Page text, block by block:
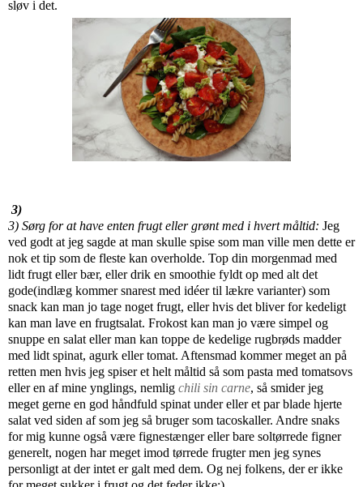
sløv i det.
3)
3) Sørg for at have enten frugt eller grønt med i hvert måltid: Jeg
ved godt at jeg sagde at man skulle spise som man ville men dette er
nok et tip som de fleste kan overholde. Top din morgenmad med
lidt frugt eller bær, eller drik en smoothie fyldt op med alt det
gode(indlæg kommer snarest med idéer til lækre varianter) som
snack kan man jo tage noget frugt, eller hvis det bliver for kedeligt
kan man lave en frugtsalat. Frokost kan man jo være simpel og
snuppe en salat eller man kan toppe de kedelige rugbrøds madder
med lidt spinat, agurk eller tomat. Aftensmad kommer meget an på
retten men hvis jeg spiser et helt måltid så som pasta med tomatsovs
eller en af mine ynglings, nemlig chili sin carne, så smider jeg
meget gerne en god håndfuld spinat under eller et par blade hjerte
salat ved siden af som jeg så bruger som tacoskaller. Andre snaks
for mig kunne også være fignestænger eller bare soltørrede figner
generelt, nogen har meget imod tørrede frugter men jeg synes
personligt at der intet er galt med dem. Og nej folkens, der er ikke